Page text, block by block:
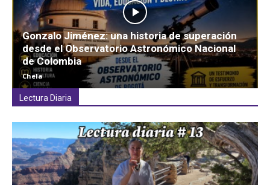
Gonzalo Jiménez: una historia de superación
desde el Observatorio Astronómico Nacional
de Colombia
Chela
Lectura Diaria